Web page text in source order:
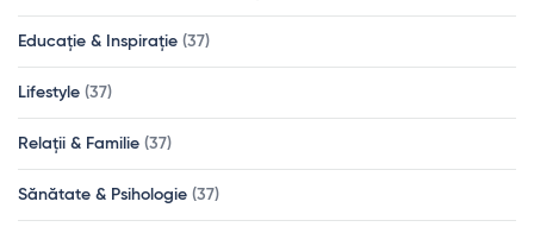
Educație & Inspirație (37)
Lifestyle (37)
Relații & Familie (37)
Sănătate & Psihologie (37)